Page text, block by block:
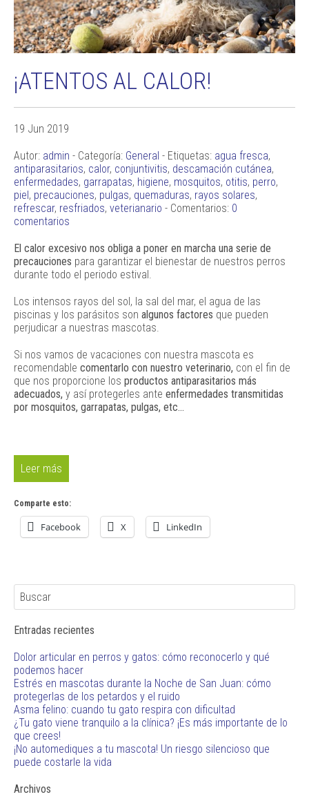
¡ATENTOS AL CALOR!
19 Jun 2019
Autor: admin - Categoría: General - Etiquetas: agua fresca,
antiparasitarios, calor, conjuntivitis, descamación cutánea,
enfermedades, garrapatas, higiene, mosquitos, otitis, perro,
piel, precauciones, pulgas, quemaduras, rayos solares,
refrescar, resfriados, veterianario - Comentarios: 0
comentarios
El calor excesivo nos obliga a poner en marcha una serie de
precauciones para garantizar el bienestar de nuestros perros
durante todo el periodo estival.
Los intensos rayos del sol, la sal del mar, el agua de las
piscinas y los parásitos son algunos factores que pueden
perjudicar a nuestras mascotas.
Si nos vamos de vacaciones con nuestra mascota es
recomendable comentarlo con nuestro veterinario, con el fin de
que nos proporcione los productos antiparasitarios más
adecuados, y así protegerles ante enfermedades transmitidas
por mosquitos, garrapatas, pulgas, etc...
Leer más
Comparte esto:
Facebook X LinkedIn
Entradas recientes
Dolor articular en perros y gatos: cómo reconocerlo y qué
podemos hacer
Estrés en mascotas durante la Noche de San Juan: cómo
protegerlas de los petardos y el ruido
Asma felino: cuando tu gato respira con dificultad
¿Tu gato viene tranquilo a la clínica? ¡Es más importante de lo
que crees!
¡No automediques a tu mascota! Un riesgo silencioso que
puede costarle la vida
Archivos